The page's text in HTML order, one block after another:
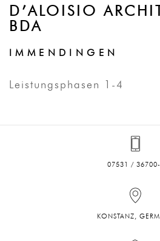
D’ALOISIO
BDA
IMMENDINGEN
Leistungsphasen 1-4
07531 /
KONSTANZ,